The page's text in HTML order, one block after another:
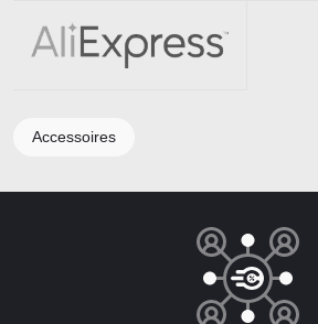
Accessoires